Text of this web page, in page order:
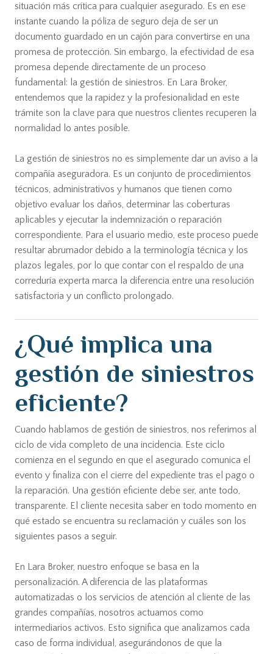
situación más crítica para cualquier asegurado. Es en ese
instante cuando la póliza de seguro deja de ser un
documento guardado en un cajón para convertirse en una
promesa de protección. Sin embargo, la efectividad de esa
promesa depende directamente de un proceso
fundamental: la gestión de siniestros. En Lara Broker,
entendemos que la rapidez y la profesionalidad en este
trámite son la clave para que nuestros clientes recuperen la
normalidad lo antes posible.
La gestión de siniestros no es simplemente dar un aviso a la
compañía aseguradora. Es un conjunto de procedimientos
técnicos, administrativos y humanos que tienen como
objetivo evaluar los daños, determinar las coberturas
aplicables y ejecutar la indemnización o reparación
correspondiente. Para el usuario medio, este proceso puede
resultar abrumador debido a la terminología técnica y los
plazos legales, por lo que contar con el respaldo de una
correduría experta marca la diferencia entre una resolución
satisfactoria y un conflicto prolongado.
¿Qué implica una
gestión de siniestros
eficiente?
Cuando hablamos de gestión de siniestros, nos referimos al
ciclo de vida completo de una incidencia. Este ciclo
comienza en el segundo en que el asegurado comunica el
evento y finaliza con el cierre del expediente tras el pago o
la reparación. Una gestión eficiente debe ser, ante todo,
transparente. El cliente necesita saber en todo momento en
qué estado se encuentra su reclamación y cuáles son los
siguientes pasos a seguir.
En Lara Broker, nuestro enfoque se basa en la
personalización. A diferencia de las plataformas
automatizadas o los servicios de atención al cliente de las
grandes compañías, nosotros actuamos como
intermediarios activos. Esto significa que analizamos cada
caso de forma individual, asegurándonos de que la